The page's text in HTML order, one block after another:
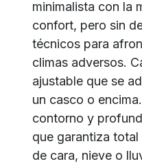
minimalista con la
confort, pero sin
técnicos para
climas adversos.
ajustable que se
un casco o
contorno y
que garantiza
de cara, nieve o